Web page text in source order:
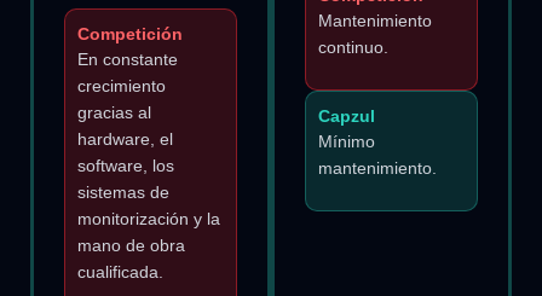
Competición
En constante
crecimiento
gracias al
hardware, el
software, los
sistemas de
monitorización y la
mano de obra
cualificada.
Mantenimiento
continuo.
Capzul
Mínimo
mantenimiento.